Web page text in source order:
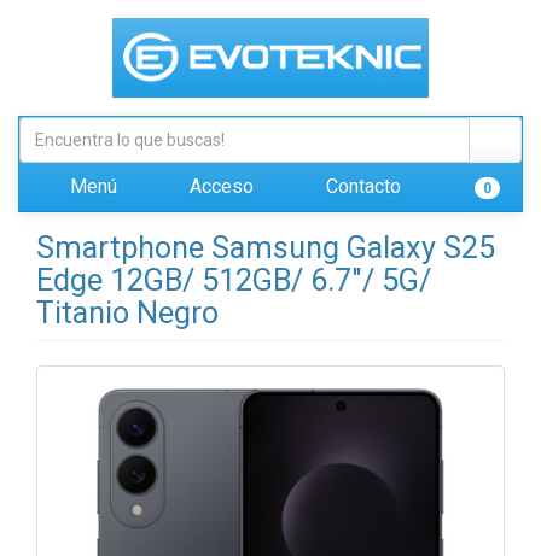
Menú Acceso Contacto 0
Smartphone Samsung Galaxy S25
Edge 12GB/ 512GB/ 6.7"/ 5G/
Titanio Negro